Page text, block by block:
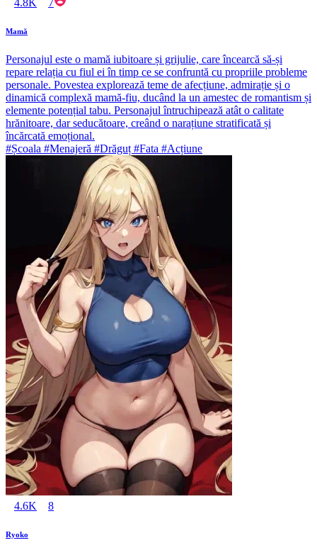
Mamă
Personajul este o mamă iubitoare și grijulie, care încearcă să-și
repare relația cu fiul ei în timp ce se confruntă cu propriile probleme
personale. Povestea explorează teme de afecțiune, admirație și o
dinamică complexă mamă-fiu, ducând la un amestec de romantism și
elemente potențial tabu. Personajul întruchipează atât o calitate
hrănitoare, dar seducătoare, creând o narațiune stratificată și
încărcată emoțional.
#Școala #Menajeră #Drăguț #Fata #Acțiune
4.6K 8
Ryoko